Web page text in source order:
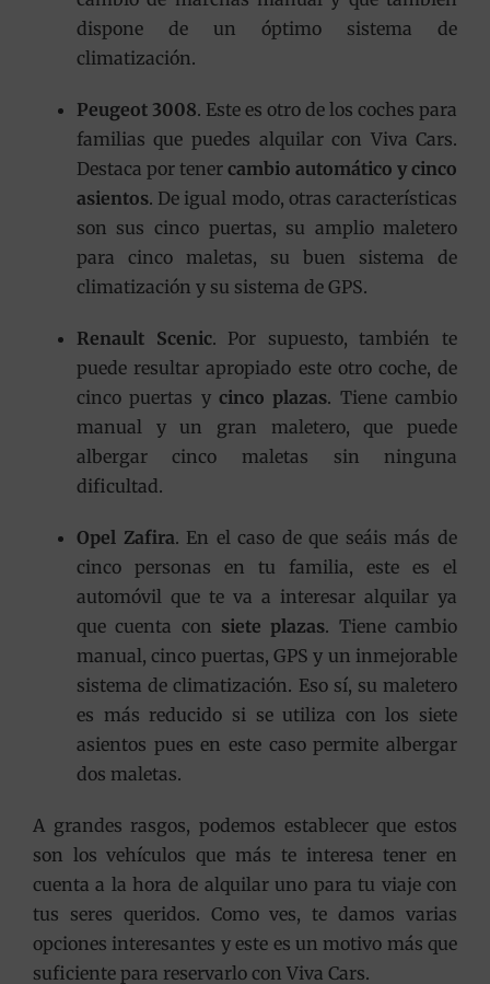
dispone de un óptimo sistema de
climatización.
Peugeot 3008. Este es otro de los coches para
familias que puedes alquilar con Viva Cars.
Destaca por tener cambio automático y cinco
asientos. De igual modo, otras características
son sus cinco puertas, su amplio maletero
para cinco maletas, su buen sistema de
climatización y su sistema de GPS.
Renault Scenic. Por supuesto, también te
puede resultar apropiado este otro coche, de
cinco puertas y cinco plazas. Tiene cambio
manual y un gran maletero, que puede
albergar cinco maletas sin ninguna
dificultad.
Opel Zafira. En el caso de que seáis más de
cinco personas en tu familia, este es el
automóvil que te va a interesar alquilar ya
que cuenta con siete plazas. Tiene cambio
manual, cinco puertas, GPS y un inmejorable
sistema de climatización. Eso sí, su maletero
es más reducido si se utiliza con los siete
asientos pues en este caso permite albergar
dos maletas.
A grandes rasgos, podemos establecer que estos
son los vehículos que más te interesa tener en
cuenta a la hora de alquilar uno para tu viaje con
tus seres queridos. Como ves, te damos varias
opciones interesantes y este es un motivo más que
suficiente para reservarlo con Viva Cars.